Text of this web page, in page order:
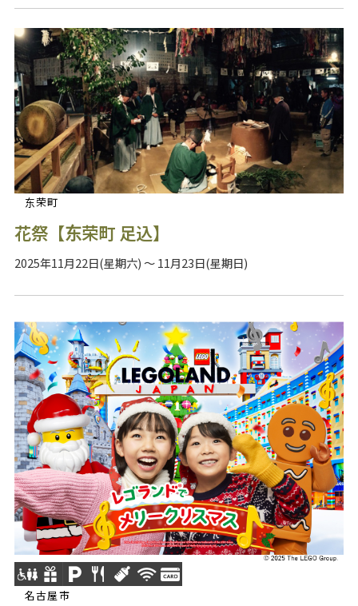
东荣町
花祭【东荣町 足込】
2025年11月22日(星期六) ～ 11月23日(星期日)
名古屋市